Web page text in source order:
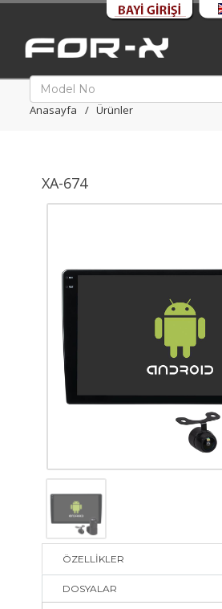
Anasayfa Ürünler
XA-674
ÖZELLİKLER
DOSYALAR